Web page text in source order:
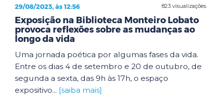
823 visualizações
29/08/2023, às 12:56
Exposição na Biblioteca Monteiro Lobato
provoca reflexões sobre as mudanças ao
longo da vida
Uma jornada poética por algumas fases da vida.
Entre os dias 4 de setembro e 20 de outubro, de
segunda a sexta, das 9h às 17h, o espaço
expositivo... [saiba mais]